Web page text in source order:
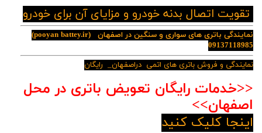
تقویت اتصال بدنه خودرو و مزایای آن برای خودرو
نمایندگی باتری های سواری و سنگین در اصفهان
(pooyan battey.ir)
09137118985
نمایندگی و فروش باتری های اتمی دراصفهان_ رایگان
<<خدمات رایگان تعویض باتری در محل
اصفهان>>
اینجا کلیک کنید